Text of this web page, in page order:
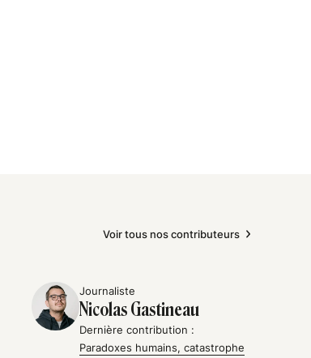
Voir tous nos contributeurs
Journaliste
Nicolas Gastineau
Dernière contribution :
Paradoxes humains, catastrophe